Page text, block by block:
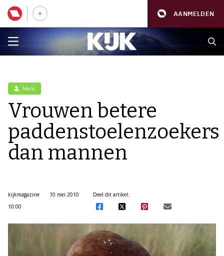
AANMELDEN
Mens
Vrouwen betere
paddenstoelenzoekers
dan mannen
kijkmagazine
10 mei 2010
10:00
Deel dit artikel: